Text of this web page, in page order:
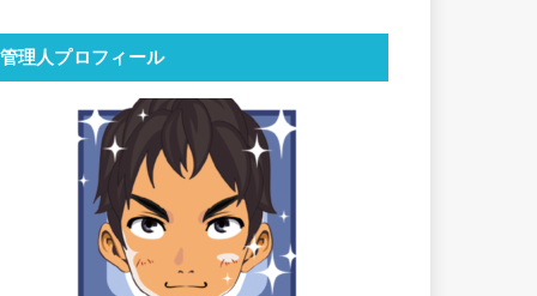
管理人プロフィール